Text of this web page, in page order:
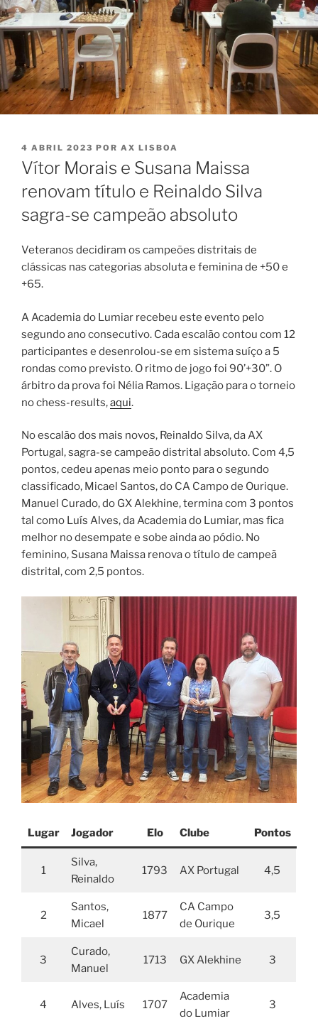
PUBLICADO
EM
4 ABRIL 2023 POR AX LISBOA
Vítor Morais e Susana Maissa
renovam título e Reinaldo Silva
sagra-se campeão absoluto
Veteranos decidiram os campeões distritais de
clássicas nas categorias absoluta e feminina de +50 e
+65.
A Academia do Lumiar recebeu este evento pelo
segundo ano consecutivo. Cada escalão contou com 12
participantes e desenrolou-se em sistema suíço a 5
rondas como previsto. O ritmo de jogo foi 90’+30”. O
árbitro da prova foi Nélia Ramos. Ligação para o torneio
no chess-results,aqui.
No escalão dos mais novos, Reinaldo Silva, da AX
Portugal, sagra-se campeão distrital absoluto. Com 4,5
pontos, cedeu apenas meio ponto para o segundo
classificado, Micael Santos, do CA Campo de Ourique.
Manuel Curado, do GX Alekhine, termina com 3 pontos
tal como Luís Alves, da Academia do Lumiar, mas fica
melhor no desempate e sobe ainda ao pódio. No
feminino, Susana Maissa renova o título de campeã
distrital, com 2,5 pontos.
Lugar Jogador Elo Clube Pontos
1
Silva,
Reinaldo
1793 AX Portugal 4,5
2
Santos,
Micael
1877
CA Campo
de Ourique
3,5
3
Curado,
Manuel
1713 GX Alekhine 3
4 Alves, Luís 1707
Academia
do Lumiar
3